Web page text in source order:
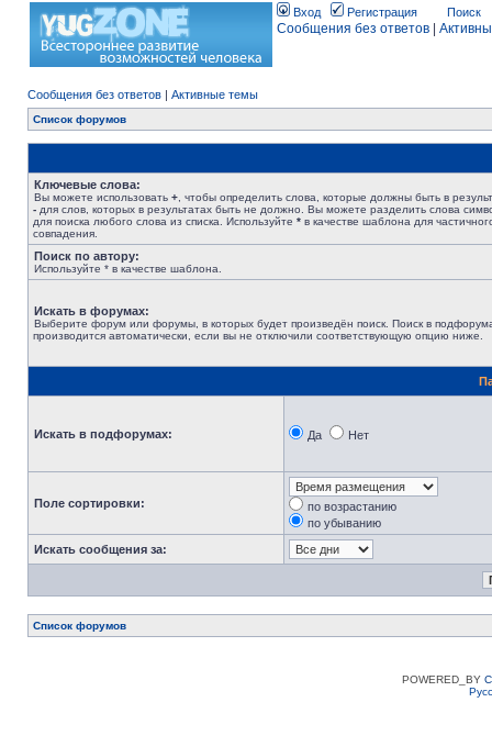
Вход Регистрация Поиск
Сообщения без ответов
Сообщения без ответов | Активные темы
Список форумов
Ключевые слова:
Вы можете использовать + , чтобы определить слова, которые должны быть в
- для слов, которых в результатах быть не должно. Вы можете разделить слова
для поиска любого слова из списка. Используйте * в качестве шаблона для
совпадения.
Поиск по автору:
Используйте * в качестве шаблона.
Искать в форумах:
Выберите форум или форумы, в которых будет произведён поиск. Поиск в
производится автоматически, если вы не отключили соответствующую опцию ниже.
Искать в подфорумах: Да Нет
Поле сортировки:
по возрастанию
по убыванию
Искать сообщения за:
Список форумов
POWERED_BY